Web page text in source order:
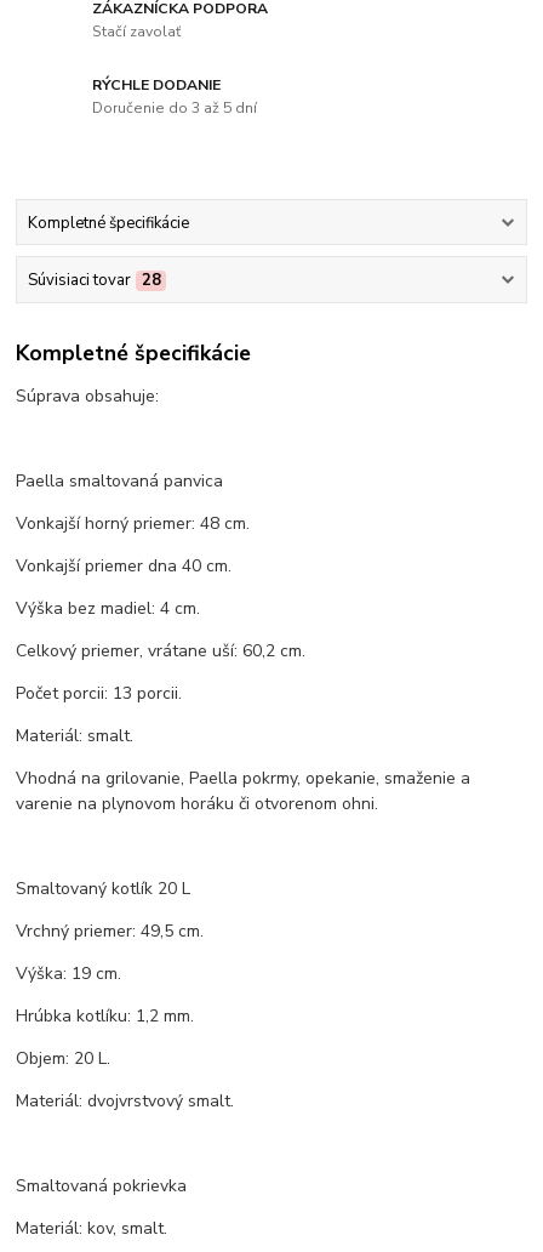
ZÁKAZNÍCKA PODPORA
Stačí zavolať
RÝCHLE DODANIE
Doručenie do 3 až 5 dní
Kompletné špecifikácie
Súvisiaci tovar 28
Kompletné špecifikácie
Súprava obsahuje:
Paella smaltovaná panvica
Vonkajší horný priemer: 48 cm.
Vonkajší priemer dna 40 cm.
Výška bez madiel: 4 cm.
Celkový priemer, vrátane uší: 60,2 cm.
Počet porcii: 13 porcii.
Materiál: smalt.
Vhodná na grilovanie, Paella pokrmy, opekanie, smaženie a
varenie na plynovom horáku či otvorenom ohni.
Smaltovaný kotlík 20 L
Vrchný priemer: 49,5 cm.
Výška: 19 cm.
Hrúbka kotlíku: 1,2 mm.
Objem: 20 L.
Materiál: dvojvrstvový smalt.
Smaltovaná pokrievka
Materiál: kov, smalt.